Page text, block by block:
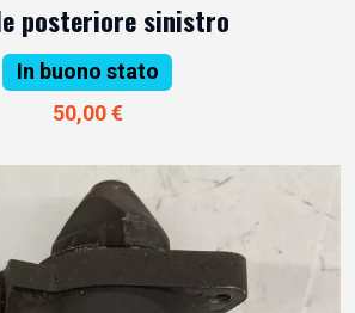
posteriore sinistro
In buono stato
50,00 €